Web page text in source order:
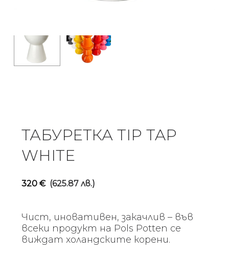
ТАБУРЕТКА TIP TAP
WHITE
320 € (625.87 лв.)
Чист, иновативен, закачлив – във
всеки продукт на Pols Potten се
виждат холандските корени.